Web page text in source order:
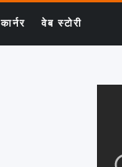
वेब स्टोरी